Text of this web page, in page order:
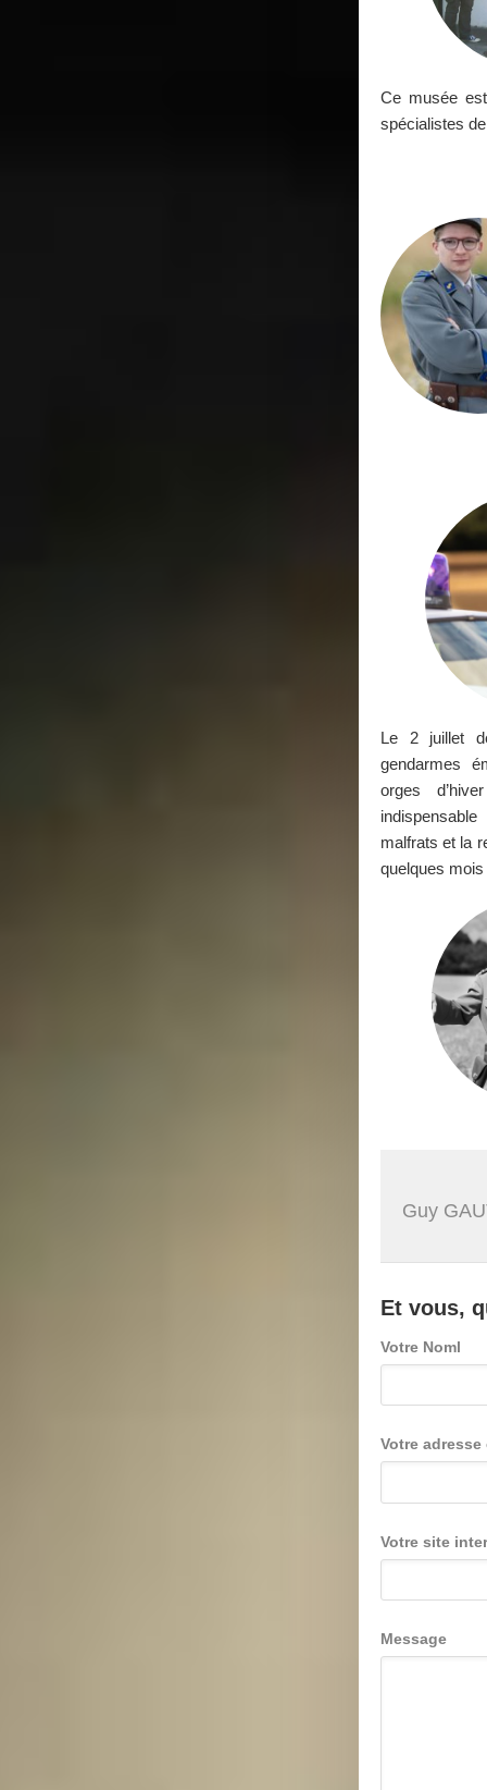
Ce musée
spécialistes
Le 2 juillet
gendarmes
orges
malfrats et la
quelques
Guy
Et vous,
Votre Noml
Votre adresse
Votre site
Message